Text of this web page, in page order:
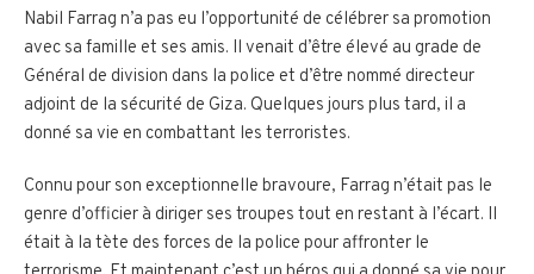
Nabil Farrag n’a pas eu l’opportunité de célébrer sa promotion
avec sa famille et ses amis. Il venait d’être élevé au grade de
Général de division dans la police et d’être nommé directeur
adjoint de la sécurité de Giza. Quelques jours plus tard, il a
donné sa vie en combattant les terroristes.
Connu pour son exceptionnelle bravoure, Farrag n’était pas le
genre d’officier à diriger ses troupes tout en restant à l’écart. Il
était à la tète des forces de la police pour affronter le